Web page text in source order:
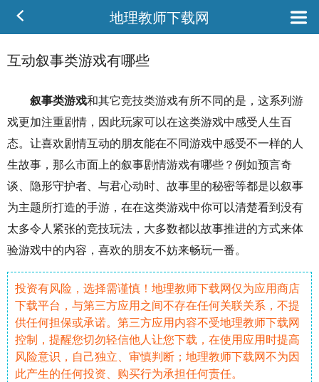
地理教师下载网
互动叙事类游戏有哪些
叙事类游戏和其它竞技类游戏有所不同的是，这系列游
戏更加注重剧情 ，因此玩家可以在这类游戏中感受人生百
态。让喜欢剧情互动的朋友能在不同游戏中感受不一样的人
生故事 ，那么市面上的叙事剧情游戏有哪些？例如预言奇
谈、隐形守护者、与君心动时、故事里的秘密等都是以叙事
为主题所打造的手游 ，在在这类游戏中你可以清楚看到没有
太多令人紧张的竞技玩法，大多数都以故事推进的方式来体
验游戏中的内容，喜欢的朋友不妨来畅玩一番。
投资有风险，选择需谨慎！地理教师下载网仅为应用商店
下载平台，与第三方应用之间不存在任何关联关系，不提
供任何担保或承诺。第三方应用内容不受地理教师下载网
控制，提醒您切勿轻信他人让您下载，在使用应用时提高
风险意识，自己独立、审慎判断；地理教师下载网不为因
此产生的任何投资、购买行为承担任何责任。